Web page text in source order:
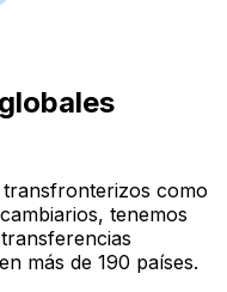
transfronterizos como
tenemos
más de 190 países.